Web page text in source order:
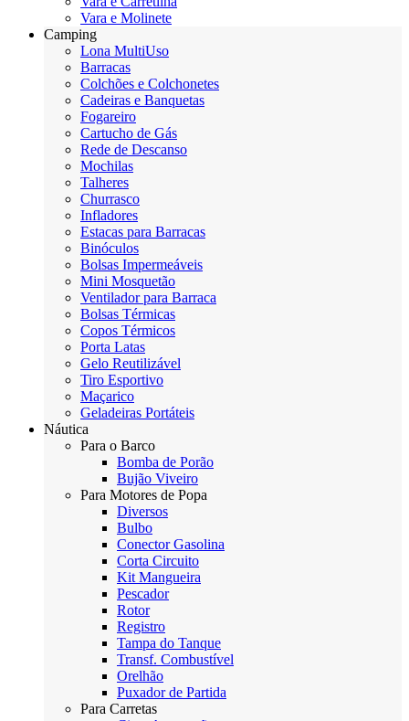
Vara e Molinete
Camping
Lona MultiUso
Barracas
Colchões e Colchonetes
Cadeiras e Banquetas
Fogareiro
Cartucho de Gás
Rede de Descanso
Mochilas
Talheres
Churrasco
Infladores
Estacas para Barracas
Binóculos
Bolsas Impermeáveis
Mini Mosquetão
Ventilador para Barraca
Bolsas Térmicas
Copos Térmicos
Porta Latas
Gelo Reutilizável
Tiro Esportivo
Maçarico
Geladeiras Portáteis
Náutica
Para o Barco
Bomba de Porão
Bujão Viveiro
Para Motores de Popa
Diversos
Bulbo
Conector Gasolina
Corta Circuito
Kit Mangueira
Pescador
Rotor
Registro
Tampa do Tanque
Transf. Combustível
Orelhão
Puxador de Partida
Para Carretas